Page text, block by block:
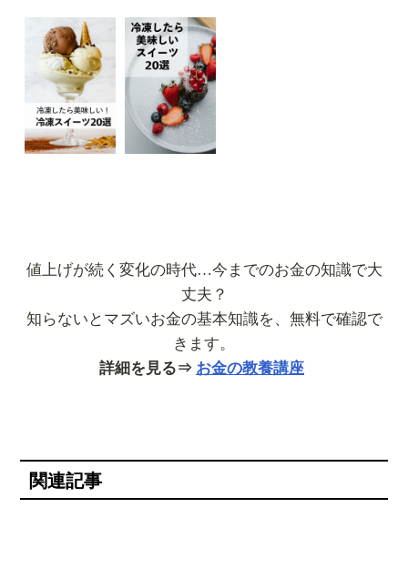
値上げが続く変化の時代…今までのお金の知識で大
丈夫？
知らないとマズいお金の基本知識を、無料で確認で
きます。
詳細を見る⇒ お金の教養講座
関連記事